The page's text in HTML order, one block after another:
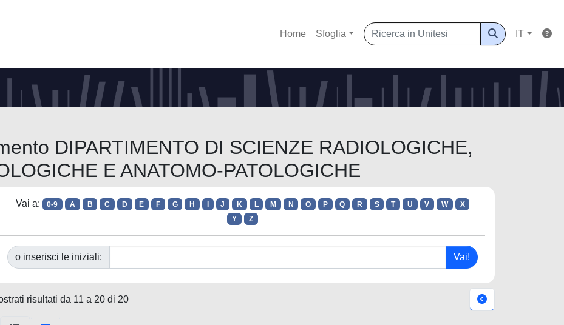
Home Sfoglia IT
DIPARTIMENTO DI SCIENZE RADIOLOGICHE,
E ANATOMO-PATOLOGICHE
Vai a: 0-9 A B C D E F G H J K L M N O P Q R S T U V W
X
Y
Z
o inserisci le iniziali:
risultati da 11 a 20 di 20